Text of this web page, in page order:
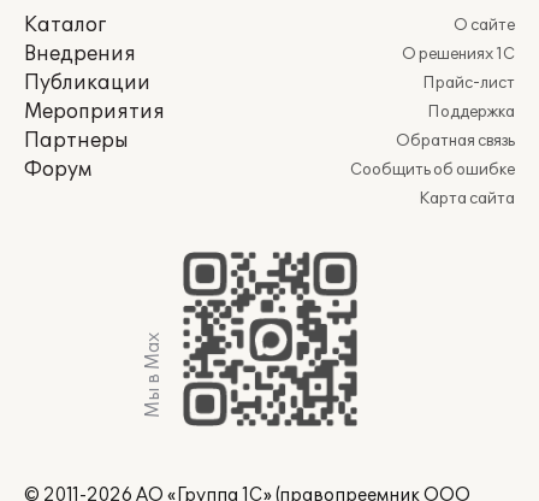
Каталог
Внедрения
Публикации
Мероприятия
Партнеры
Форум
О сайте
О решениях 1С
Прайс-лист
Поддержка
Обратная связь
Сообщить об ошибке
Карта сайта
Мы в Max
© 2011-2026 АО «Группа 1С» (правопреемник ООО